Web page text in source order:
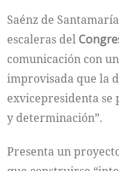
Saénz de
escaleras del
comunicación con
improvisada que la
exvicepresidenta se
y determinación”.
Presenta un